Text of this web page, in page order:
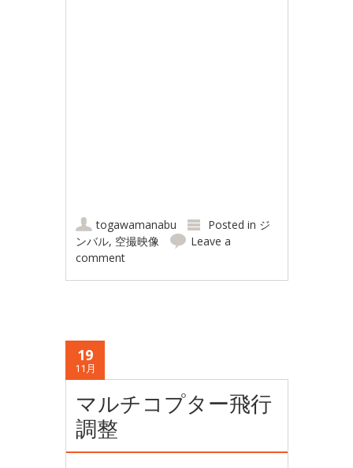
togawamanabu Posted in ジ
ンバル, 空撮映像
Leave a
comment
19
11月
マルチコプター飛行
調整